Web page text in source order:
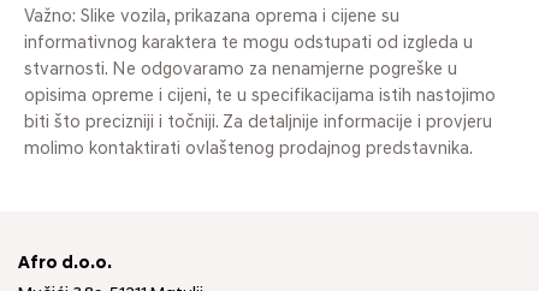
Važno: Slike vozila, prikazana oprema i cijene su
informativnog karaktera te mogu odstupati od izgleda u
stvarnosti. Ne odgovaramo za nenamjerne pogreške u
opisima opreme i cijeni, te u specifikacijama istih nastojimo
biti što precizniji i točniji. Za detaljnije informacije i provjeru
molimo kontaktirati ovlaštenog prodajnog predstavnika.
Afro d.o.o.